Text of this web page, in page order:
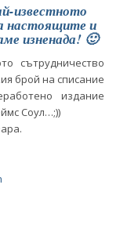
известното
настоящите и
изненада! 🙂
сътрудничество
брой на списание
издание
Соул…;))